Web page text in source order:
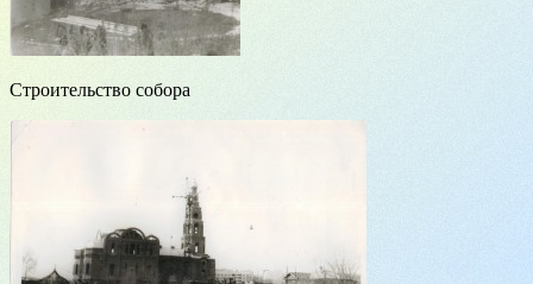
Строительство собора